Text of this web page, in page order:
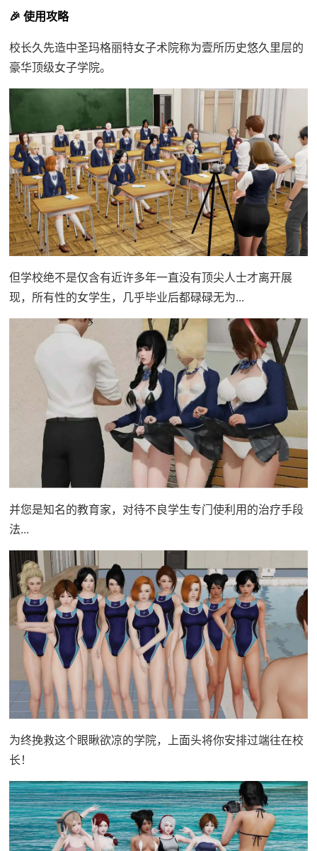
🎉 使用攻略
校长久先造中圣玛格丽特女子术院称为壹所历史悠久里层的
豪华顶级女子学院。
但学校绝不是仅含有近许多年一直没有顶尖人士才离开展
现，所有性的女学生，几乎毕业后都碌碌无为...
并您是知名的教育家，对待不良学生专门使利用的治疗手段
法...
为终挽救这个眼瞅欲凉的学院，上面头将你安排过端往在校
长！